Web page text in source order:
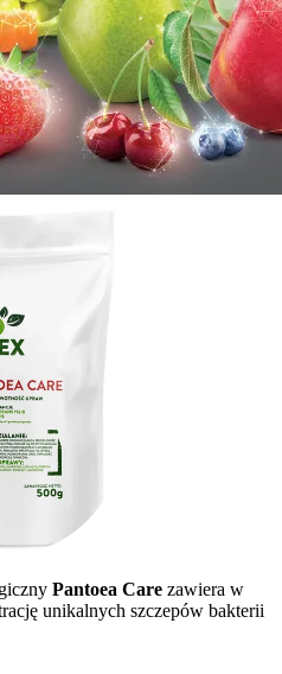
Pantoea Care zawiera w
unikalnych szczepów bakterii